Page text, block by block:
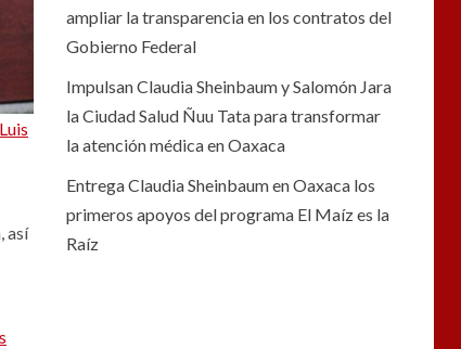
Luis
así
ampliar la transparencia en los contratos del
Gobierno Federal
Impulsan Claudia Sheinbaum y Salomón Jara
la Ciudad Salud Ñuu Tata para transformar
la atención médica en Oaxaca
Entrega Claudia Sheinbaum en Oaxaca los
primeros apoyos del programa El Maíz es la
Raíz